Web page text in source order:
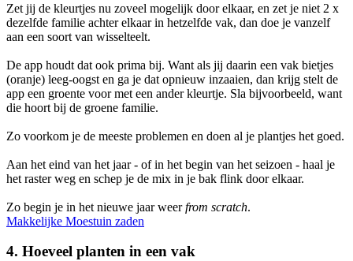
Zet jij de kleurtjes nu zoveel mogelijk door elkaar, en zet je niet 2 x
dezelfde familie achter elkaar in hetzelfde vak, dan doe je vanzelf
aan een soort van wisselteelt.
De app houdt dat ook prima bij. Want als jij daarin een vak bietjes
(oranje) leeg-oogst en ga je dat opnieuw inzaaien, dan krijg stelt de
app een groente voor met een ander kleurtje. Sla bijvoorbeeld, want
die hoort bij de groene familie.
Zo voorkom je de meeste problemen en doen al je plantjes het goed.
Aan het eind van het jaar - of in het begin van het seizoen - haal je
het raster weg en schep je de mix in je bak flink door elkaar.
Zo begin je in het nieuwe jaar weerfrom scratch.
Makkelijke Moestuin zaden
4. Hoeveel planten in een vak